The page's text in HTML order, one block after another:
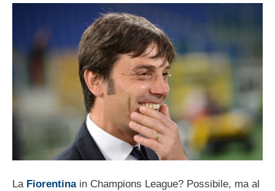
La Fiorentinain Champions League? Possibile, ma al